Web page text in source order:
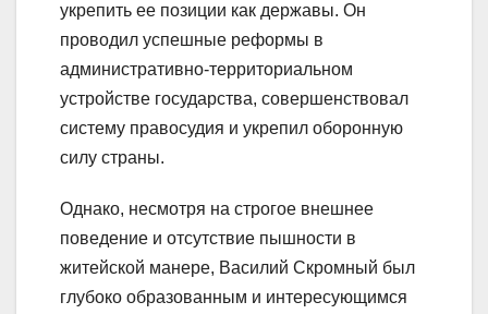
укрепить ее позиции как державы. Он
проводил успешные реформы в
административно-территориальном
устройстве государства, совершенствовал
систему правосудия и укрепил оборонную
силу страны.
Однако, несмотря на строгое внешнее
поведение и отсутствие пышности в
житейской манере, Василий Скромный был
глубоко образованным и интересующимся